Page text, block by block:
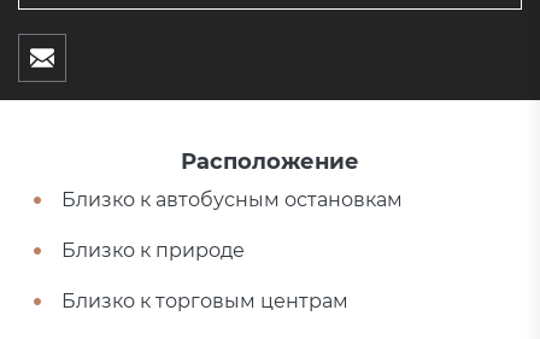
Расположение
Близко к автобусным остановкам
Близко к природе
Близко к торговым центрам